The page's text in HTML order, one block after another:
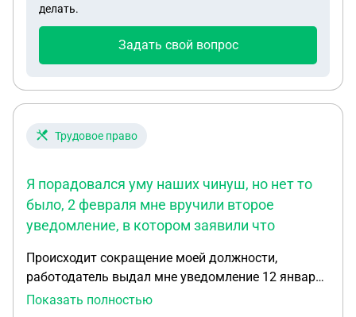
делать.
Задать свой вопрос
Трудовое право
Я порадовался уму наших чинуш, но нет то
было, 2 февраля мне вручили второе
уведомление, в котором заявили что
Происходит сокращение моей должности,
работодатель выдал мне уведомление 12 января
о том что расторгнет со мной договор 20 февраля
Показать полностью